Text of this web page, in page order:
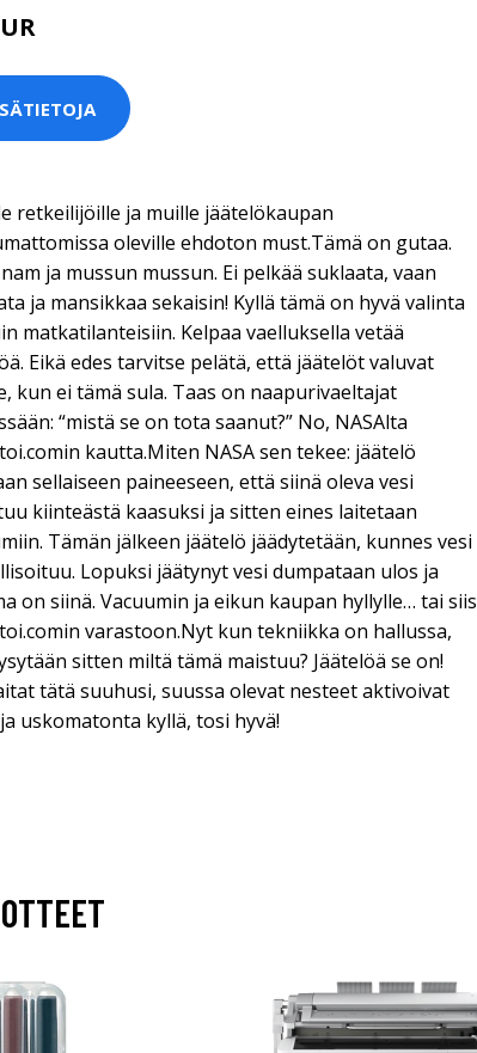
retkeilijöille ja muille jäätelökaupan
oleville ehdoton must.Tämä on gutaa.
ja mussun mussun. Ei pelkää suklaata, vaan
ja mansikkaa sekaisin! Kyllä tämä on hyvä valinta
matkatilanteisiin. Kelpaa vaelluksella vetää
Eikä edes tarvitse pelätä, että jäätelöt valuvat
kun ei tämä sula. Taas on naapurivaeltajat
“mistä se on tota saanut?” No, NASAlta
kautta.Miten NASA sen tekee: jäätelö
sellaiseen paineeseen, että siinä oleva vesi
kiinteästä kaasuksi ja sitten eines laitetaan
Tämän jälkeen jäätelö jäädytetään, kunnes vesi
Lopuksi jäätynyt vesi dumpataan ulos ja
on siinä. Vacuumin ja eikun kaupan hyllylle… tai siis
varastoon.Nyt kun tekniikka on hallussa,
sitten miltä tämä maistuu? Jäätelöä se on!
tätä suuhusi, suussa olevat nesteet aktivoivat
uskomatonta kyllä, tosi hyvä!